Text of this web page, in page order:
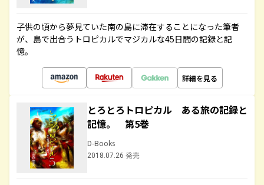
子供の頃から夢見ていた南の島に滞在することになった筆者
が、島で出合うトロピカルでマジカルな45日間の記録と記
憶。
詳細を見る
とろとろトロピカル ある旅の記録と
記憶。 第5巻
D-Books
2018.07.26 発売